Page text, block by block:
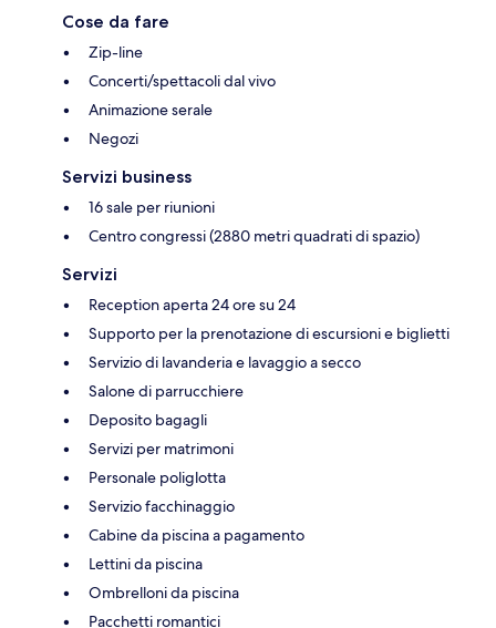
Cose da fare
Zip-line
Concerti/spettacoli dal vivo
Animazione serale
Negozi
Servizi business
16 sale per riunioni
Centro congressi (2880 metri quadrati di spazio)
Servizi
Reception aperta 24 ore su 24
Supporto per la prenotazione di escursioni e biglietti
Servizio di lavanderia e lavaggio a secco
Salone di parrucchiere
Deposito bagagli
Servizi per matrimoni
Personale poliglotta
Servizio facchinaggio
Cabine da piscina a pagamento
Lettini da piscina
Ombrelloni da piscina
Pacchetti romantici